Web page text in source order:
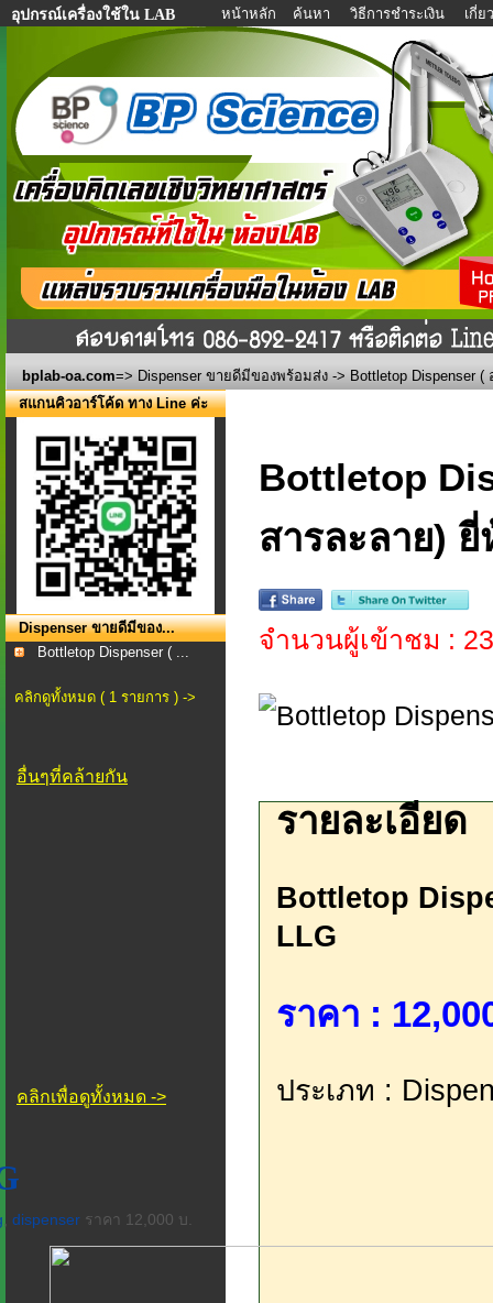
อุปกรณ์เครื่องใช้ใน LAB หน้าหลัก ค้นหา วิธีการชำระเงิน เกี่ย
bplab-oa.com=> Dispenser ขายดีมีของพร้อมส่ง -> Bottletop Dispenser
สแกนคิวอาร์โค้ด ทาง Line ค่ะ
Dispenser ขายดีมีของ...
Bottletop Dispenser ( ...
คลิกดูทั้งหมด ( 1 รายการ ) ->
อื่นๆที่คล้ายกัน
คลิกเพื่อดูทั้งหมด ->
Bottletop
สารละลาย)
จำนวนผู้เข้าชม :
รายละเอียด
Bottletop
LLG
ราคา :
ประเภท :
,dispenser ราคา 12,000 บ.